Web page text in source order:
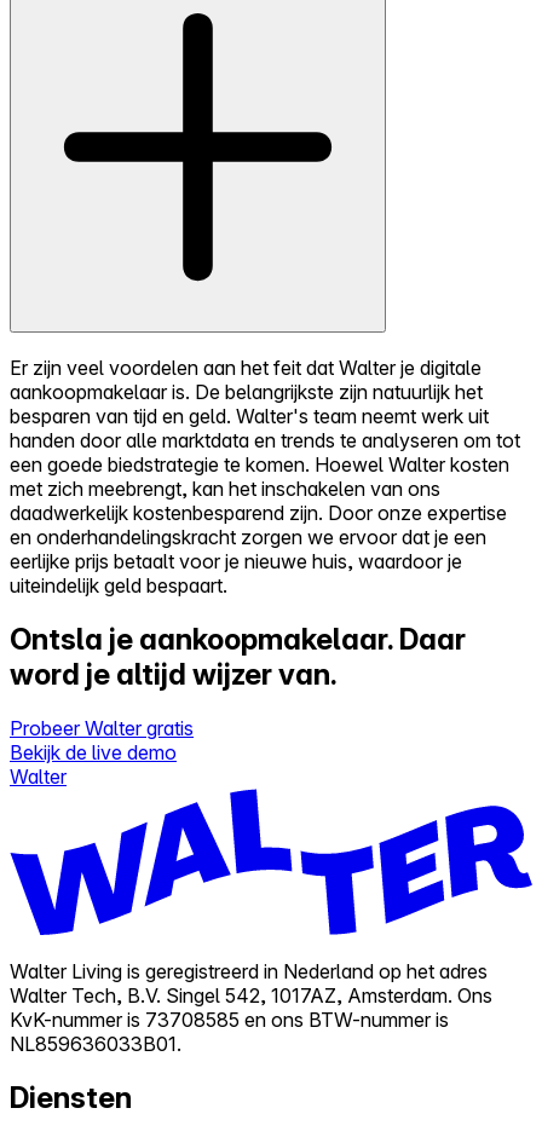
Er zijn veel voordelen aan het feit dat Walter je digitale
aankoopmakelaar is. De belangrijkste zijn natuurlijk het
besparen van tijd en geld. Walter's team neemt werk uit
handen door alle marktdata en trends te analyseren om tot
een goede biedstrategie te komen. Hoewel Walter kosten
met zich meebrengt, kan het inschakelen van ons
daadwerkelijk kostenbesparend zijn. Door onze expertise
en onderhandelingskracht zorgen we ervoor dat je een
eerlijke prijs betaalt voor je nieuwe huis, waardoor je
uiteindelijk geld bespaart.
Ontsla je aankoopmakelaar. Daar
word je altijd wijzer van.
Probeer Walter gratis
Bekijk de live demo
Walter
Walter Living is geregistreerd in Nederland op het adres
Walter Tech, B.V. Singel 542, 1017AZ, Amsterdam. Ons
KvK-nummer is 73708585 en ons BTW-nummer is
NL859636033B01.
Diensten